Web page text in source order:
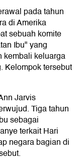
pada tahun
di Amerika
sebuah komite
Ibu" yang
kembali keluarga
Kelompok tersebut
Jarvis
Tiga tahun
sebagai
terkait Hari
negara bagian di